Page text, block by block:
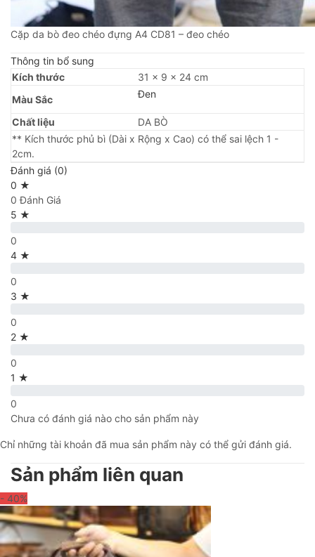
Cặp da bò đeo chéo đựng A4 CD81 – đeo chéo
Thông tin bổ sung
Kích thước
31 × 9 × 24 cm
Màu Sắc
Đen
Chất liệu
DA BÒ
** Kích thước phủ bì (Dài x Rộng x Cao) có thể sai lệch 1 -
2cm.
Đánh giá (0)
0 ★
0 Đánh Giá
5 ★
0
4 ★
0
3 ★
0
2 ★
0
1 ★
0
Chưa có đánh giá nào cho sản phẩm này
Chỉ những tài khoản đã mua sản phẩm này có thể gửi đánh giá.
Sản phẩm liên quan
- 40%